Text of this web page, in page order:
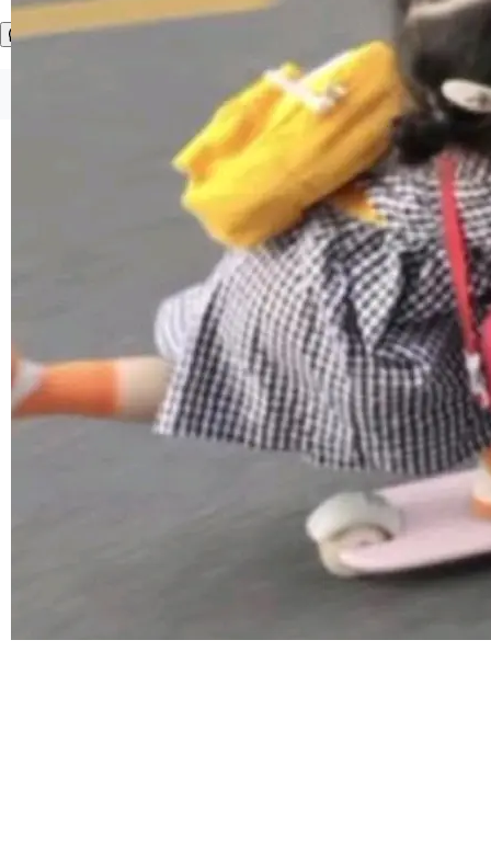
SS 圆角虚线样式中可能存在的问题 如果表单中
的图像元素不在同一个子树中，则它们将不再关
通过拉取过去一年内（从 PG 18 Beta1 时间点
至今）的所有 commit，同样交由 AI 分析提炼。
经过人工复核，准确度令人满意。这一方法也为
社区爱好者提供了高效跟踪新版本的思路。
©OSCHINA(OSChina.NET) 京ICP备2025119063号